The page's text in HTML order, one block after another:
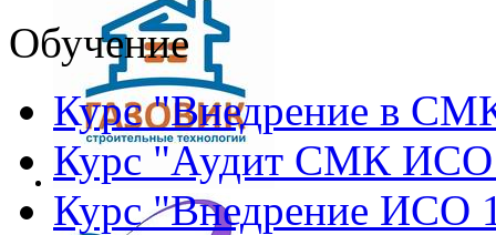
Обучение
Курс "Внедрение в
Курс "Аудит СМК ИСО
Курс "Внедрение ИСО